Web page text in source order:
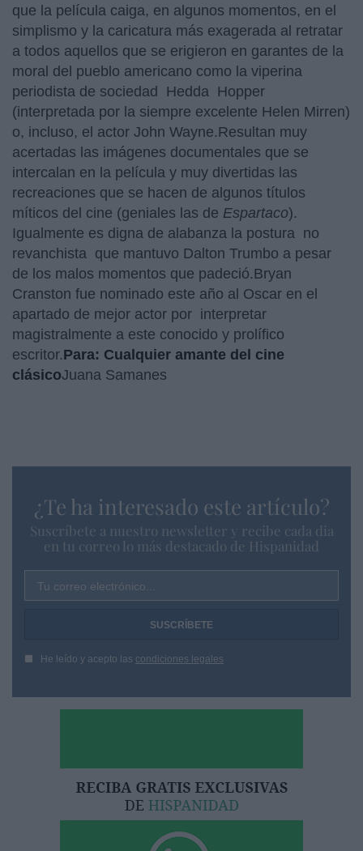
que la película caiga, en algunos momentos, en el
simplismo y la caricatura más exagerada al retratar
a todos aquellos que se erigieron en garantes de la
moral del pueblo americano como la viperina
periodista de sociedad Hedda Hopper
(interpretada por la siempre excelente Helen Mirren)
o, incluso, el actor John Wayne.Resultan muy
acertadas las imágenes documentales que se
intercalan en la película y muy divertidas las
recreaciones que se hacen de algunos títulos
míticos del cine (geniales las de Espartaco).
Igualmente es digna de alabanza la postura no
revanchista que mantuvo Dalton Trumbo a pesar
de los malos momentos que padeció.Bryan
Cranston fue nominado este año al Oscar en el
apartado de mejor actor por interpretar
magistralmente a este conocido y prolífico
escritor.Para: Cualquier amante del cine
clásicoJuana Samanes
¿Te ha interesado este artículo?
Suscríbete a nuestro newsletter y recibe cada dia
en tu correo lo más destacado de Hispanidad
Tu correo electrónico...
He leído y acepto las condiciones legales